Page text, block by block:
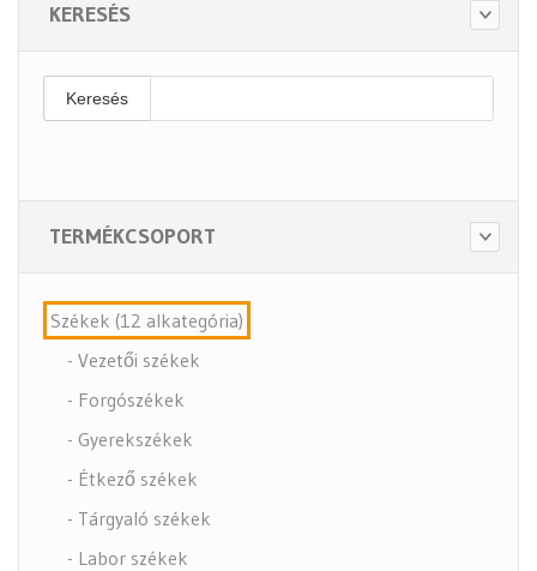
KERESÉS
Keresés
TERMÉKCSOPORT
Székek (12 alkategória)
- Vezetői székek
- Forgószékek
- Gyerekszékek
- Étkező székek
- Tárgyaló székek
- Labor székek